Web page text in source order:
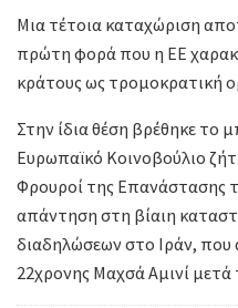
Μια τέτοια καταχώριση
πρώτη φορά που η ΕΕ
κράτους ως τρομοκρατική
Στην ίδια θέση βρέθηκε το
Ευρωπαϊκό Κοινοβούλιο
Φρουροί της Επανάστασης
απάντηση στη βίαιη
διαδηλώσεων στο Ιράν,
22χρονης Μαχσά Αμινί μετά